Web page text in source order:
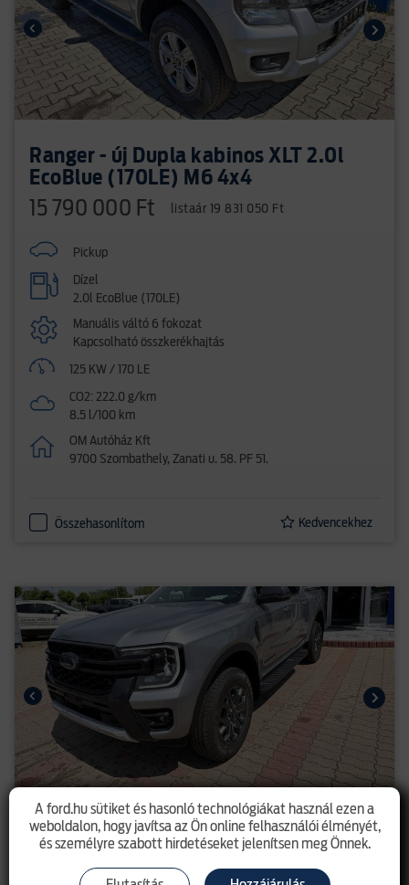
Ranger - új Dupla kabinos XLT 2.0l
EcoBlue (170LE) M6 4x4
15 790 000 Ft listaár 19 831 050 Ft
Pickup
Dízel
2.0l EcoBlue (170LE)
Manuális váltó 6 fokozat
Kapcsolható összkerékhajtás
125 KW / 170 LE
CO2: 222.0 g/km
8.5 l/100 km
OM Autóház Kft
9700 Szombathely, Zanati u. 58. PF 51.
Összehasonlítom Kedvencekhez
Ranger - új Dupla kabinos Wildtrak
2.0l EcoBlue (205LE) A10 e-4x4
15 811 500 Ft listaár 23 253 700 Ft
A ford.hu sütiket és hasonló technológiákat használ ezen a
weboldalon, hogy javítsa az Ön online felhasználói élményét,
és személyre szabott hirdetéseket jelenítsen meg Önnek.